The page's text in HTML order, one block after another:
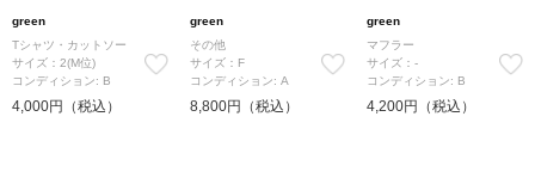
green
Tシャツ・カットソー
サイズ：2(M位)
コンディション: B
4,000円（税込）
green
その他
サイズ：F
コンディション: A
8,800円（税込）
green
マフラー
サイズ：-
コンディション: B
4,200円（税込）